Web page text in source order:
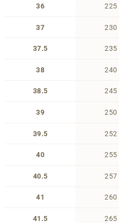
36
37
37.5
38
38.5
39
39.5
40
40.5
41
41.5
225
230
235
240
245
250
252
255
257
260
265